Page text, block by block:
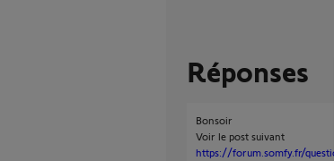
Réponses
Bonsoir
Voir le post suivant
https://forum.somfy.fr/